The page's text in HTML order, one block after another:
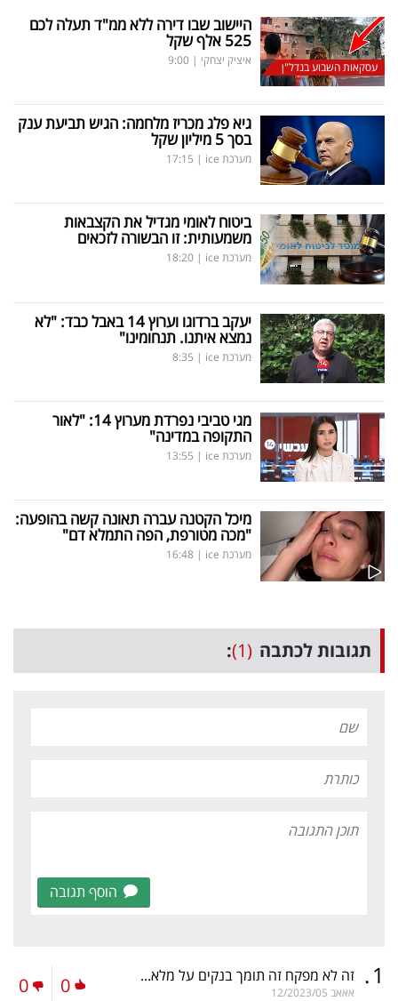
עסקאות השבוע בנדל"ן
היישוב שבו דירה ללא ממ"ד תעלה לכם
525 אלף שקל
איציק יצחקי |
9:00
גיא פלג מכריז מלחמה: הגיש תביעת ענק
בסך 5 מיליון שקל
מערכת ice |
17:15
ביטוח לאומי מגדיל את הקצבאות
משמעותית: זו הבשורה לזכאים
מערכת ice |
18:20
יעקב ברדוגו וערוץ 14 באבל כבד: "לא
נמצא איתנו. תנחומינו"
מערכת ice |
8:35
מגי טביבי נפרדת מערוץ 14: "לאור
התקופה במדינה"
מערכת ice |
13:55
מיכל הקטנה עברה תאונה קשה בהופעה:
"מכה מטורפת, הפה התמלא דם"
מערכת ice |
16:48
תגובות לכתבה (1)
:
הוסף תגובה
1
. זה לא מפקח זה תומך בנקים על מלא...
אאאב 12/2023/05
0
0